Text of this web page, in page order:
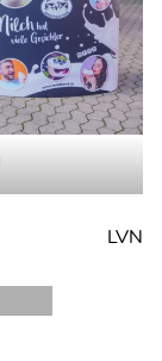
LVN